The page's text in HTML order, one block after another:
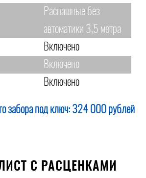
Распашные без
автоматики 3,5 метра
Включено
Включено
Включено
забора под ключ: 324 000 рублей
С РАСЦЕНКАМИ